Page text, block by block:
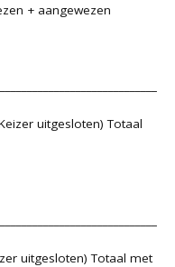
+ aangewezen
uitgesloten) Totaal
uitgesloten) Totaal met